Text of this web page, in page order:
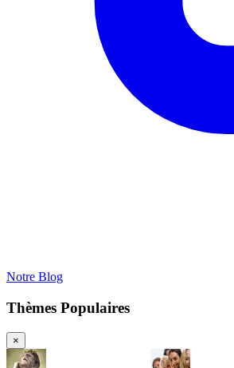
Notre Blog
Thèmes Populaires
×